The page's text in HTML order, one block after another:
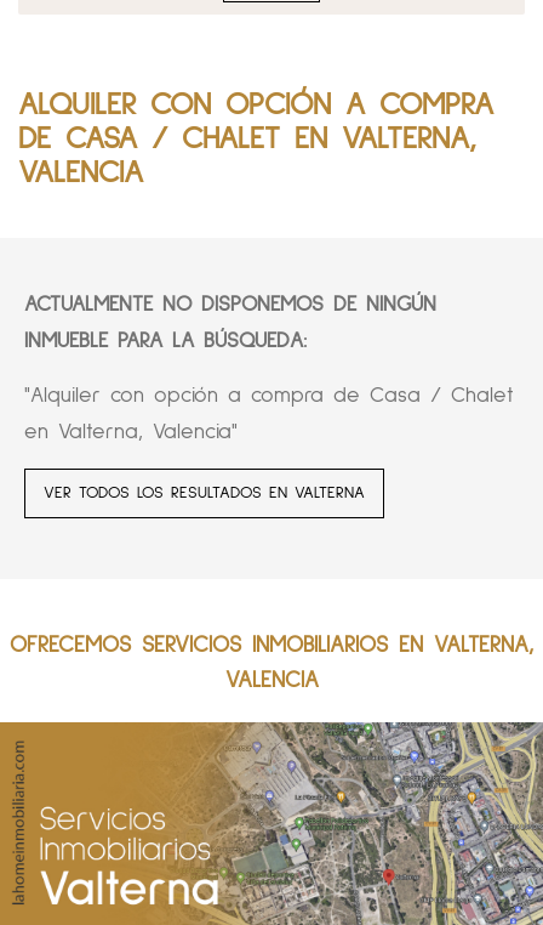
ALQUILER CON OPCIÓN A COMPRA
DE CASA / CHALET EN VALTERNA,
VALENCIA
ACTUALMENTE NO DISPONEMOS DE NINGÚN
INMUEBLE PARA LA BÚSQUEDA:
"Alquiler con opción a compra de Casa / Chalet
en Valterna, Valencia"
VER TODOS LOS RESULTADOS EN VALTERNA
OFRECEMOS SERVICIOS INMOBILIARIOS EN VALTERNA,
VALENCIA